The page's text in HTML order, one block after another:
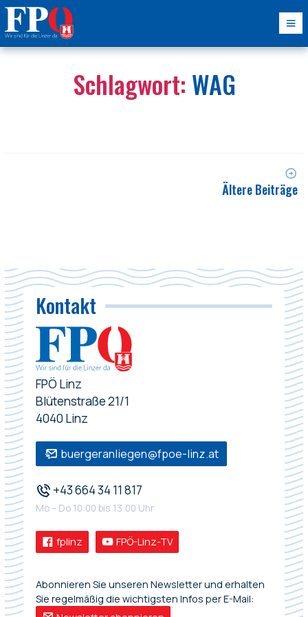
Schlagwort: WAG
Ältere Beiträge
Kontakt
FPÖ Linz
Blütenstraße 21/1
4040 Linz
buergeranliegen@fpoe-linz.at
+43 664 34 11 817
Mo – Do 10:00 bis 13:00 Uhr
fplinz FPÖ-Linz-TV
Abonnieren Sie unseren Newsletter und erhalten
Sie regelmäßig die wichtigsten Infos per E-Mail: